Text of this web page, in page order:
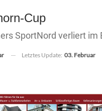
Cup
SportNord verliert im
Letztes Update: 03. Februar